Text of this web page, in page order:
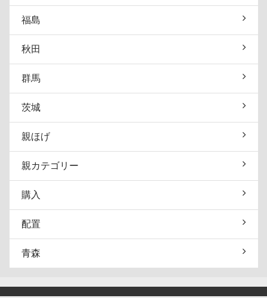
福島
秋田
群馬
茨城
親ほげ
親カテゴリー
購入
配置
青森